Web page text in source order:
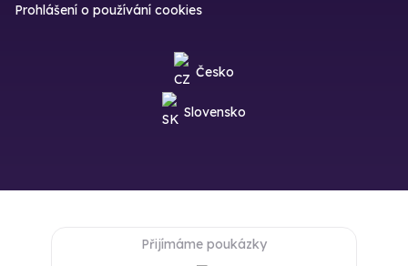
Prohlášení o používání cookies
Česko
Slovensko
Přijímáme poukázky